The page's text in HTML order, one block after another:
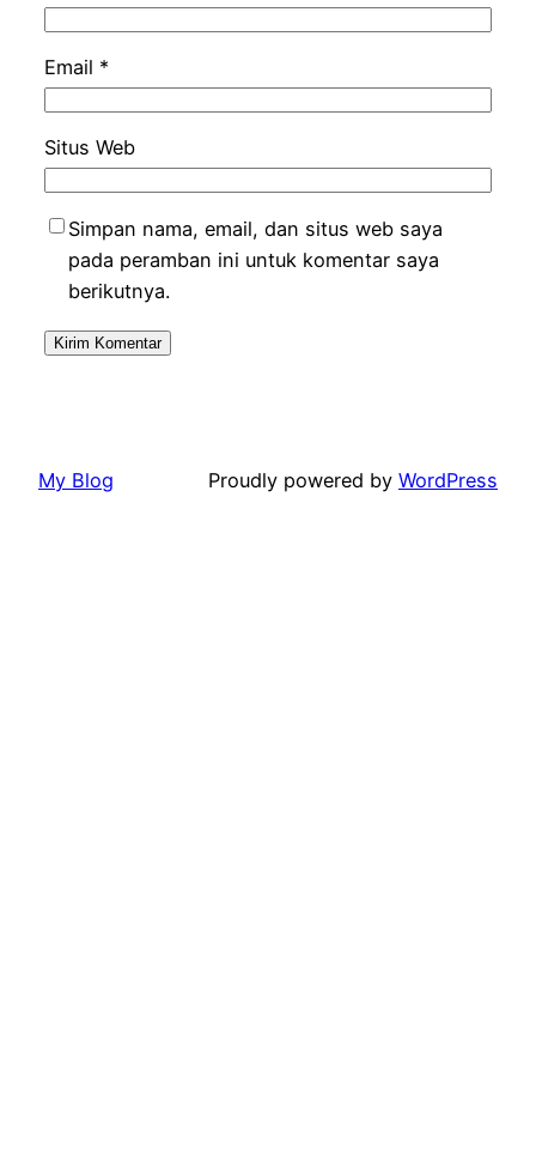
Email *
Situs Web
Simpan nama, email, dan situs web saya
pada peramban ini untuk komentar saya
berikutnya.
My Blog Proudly powered by WordPress